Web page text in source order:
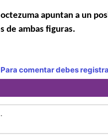
apuntan a un
de ambas figuras.
Para comentar debes